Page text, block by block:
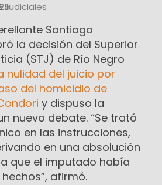
Judiciales
Santiago
la decisión del Superior
(STJ) de Río Negro
nulidad del juicio por
del homicidio de
y dispuso la
nuevo debate. “Se trató
en las instrucciones,
en una absolución
que el imputado había
afirmó.